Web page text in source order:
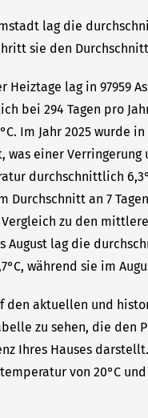
lag die
sie den
Heiztage lag in 97959
bei 294 Tagen pro
Im Jahr 2025 wurde
was einer
durchschnittlich
Durchschnitt an 7
Vergleich zu den
August lag die
während sie im
den aktuellen und
zu sehen, die den
Ihres Hauses
von 20°C